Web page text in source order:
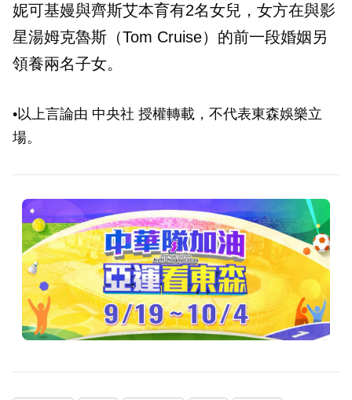
妮可基嫚與齊斯艾本育有2名女兒，女方在與影
星湯姆克魯斯（Tom Cruise）的前一段婚姻另
領養兩名子女。
•以上言論由 中央社 授權轉載，不代表東森娛樂立
場。